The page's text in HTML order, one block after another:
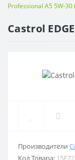
Professional A5 5W-30
Castrol
Производители
Код Товара: